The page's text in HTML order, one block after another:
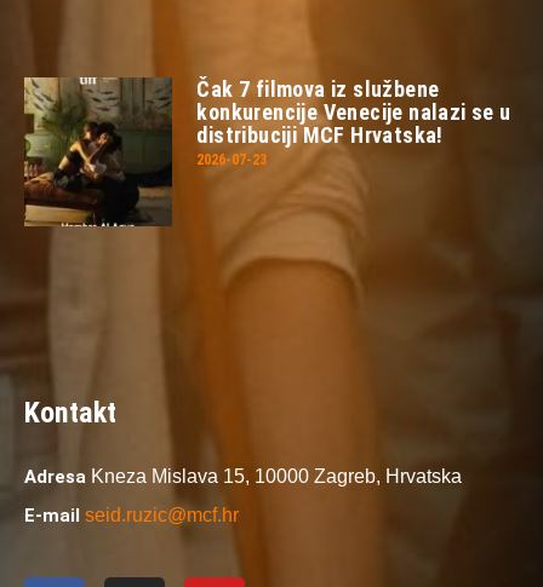
Čak 7 filmova iz službene
konkurencije Venecije nalazi se u
distribuciji MCF Hrvatska!
2026-07-23
Kontakt
Adresa Kneza Mislava 15, 10000 Zagreb, Hrvatska
E-mail seid.ruzic@mcf.hr